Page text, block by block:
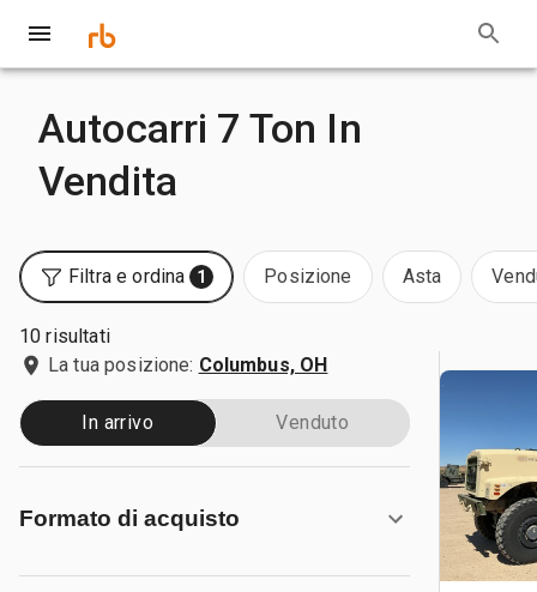
Autocarri 7 Ton In
Vendita
Filtra e ordina 1 Posizione Asta
10 risultati
La tua posizione: Columbus, OH
In arrivo Venduto
Formato di acquisto